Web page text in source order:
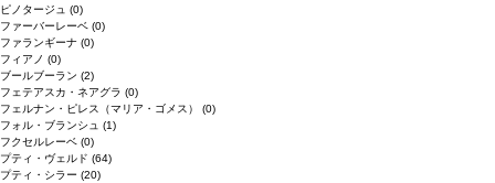
ピノタージュ (0)
ファーバーレーベ (0)
ファランギーナ (0)
フィアノ (0)
ブールブーラン (2)
フェテアスカ・ネアグラ (0)
フェルナン・ピレス（マリア・ゴメス） (0)
フォル・ブランシュ (1)
フクセルレーベ (0)
プティ・ヴェルド (64)
プティ・シラー (20)